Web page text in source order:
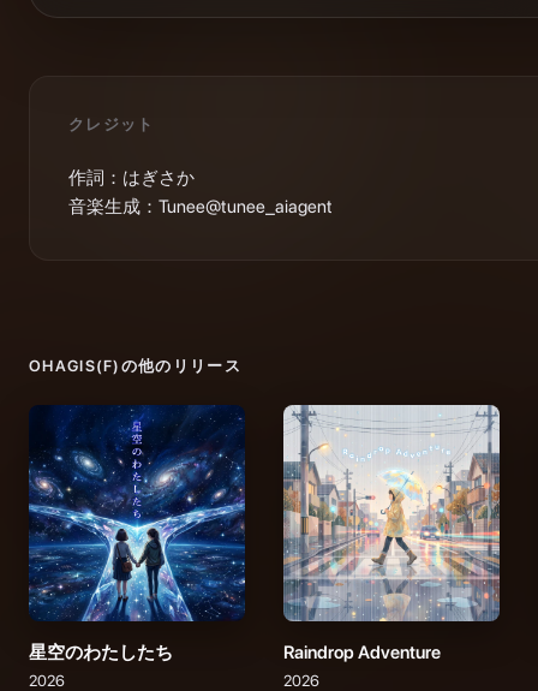
クレジット
作詞：はぎさか
音楽生成：Tunee@tunee_aiagent
OHAGIS(F) の他のリリース
星空のわたしたち
2026
Raindrop Adventure
2026